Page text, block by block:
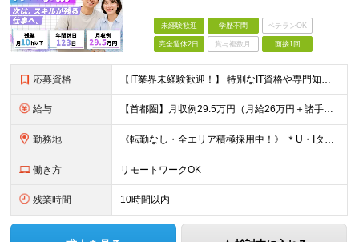
未経験歓迎 学歴不問 ベテランOK
完全週休2日 賞与複数月 面接1回
応募資格 【IT業界未経験歓迎！】 特別なIT資格や専門知識は必要ありません。 ・学歴不問（文系・理系不問） ・第二新卒、既卒の方も歓迎 ・20代を中心に幅広い年代が活躍中 ・基本的なPC操作ができる方 ・タ
給与 【首都圏】月収例29.5万円（月給26万円＋諸手当） 【東海・関西】月収例28.5万円（月給25万円＋諸手当） 【九州】月収例26万円（月給23万円＋諸手当） ※経験・スキル・前職給与を踏まえ、総合
勤務地 《転勤なし・全エリア積極採用中！》 ＊U・Iターンも歓迎 ＊研修はオンライン実施 ★勤務エリアは下記よりお選びいただけます★ 【首都圏】東京・神奈川・千葉・埼玉 【東海】愛知 【関西】大阪、京都、兵庫
働き方 リモートワークOK
残業時間 10時間以内